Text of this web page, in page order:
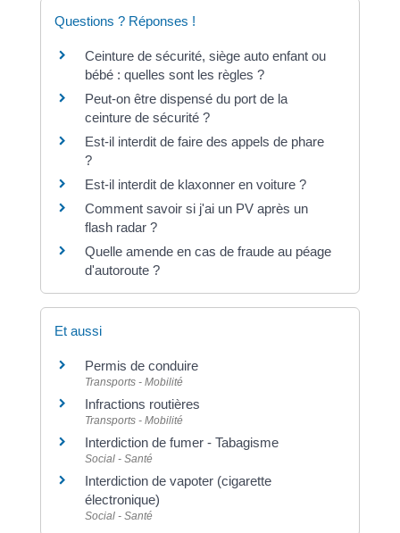
Questions ? Réponses !
Ceinture de sécurité, siège auto enfant ou
bébé : quelles sont les règles ?
Peut-on être dispensé du port de la
ceinture de sécurité ?
Est-il interdit de faire des appels de phare
?
Est-il interdit de klaxonner en voiture ?
Comment savoir si j'ai un PV après un
flash radar ?
Quelle amende en cas de fraude au péage
d'autoroute ?
Et aussi
Permis de conduire
Transports - Mobilité
Infractions routières
Transports - Mobilité
Interdiction de fumer - Tabagisme
Social - Santé
Interdiction de vapoter (cigarette
électronique)
Social - Santé